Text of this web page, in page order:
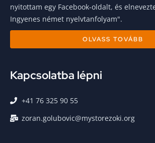
nyitottam egy Facebook-oldalt, és
Ingyenes német nyelvtanfolyam".
OLVASS TOVÁBB
Kapcsolatba lépni
+41 76 325 90 55
zoran.golubovic@mystorezoki.org